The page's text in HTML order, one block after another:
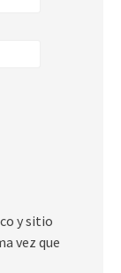
y sitio
vez que